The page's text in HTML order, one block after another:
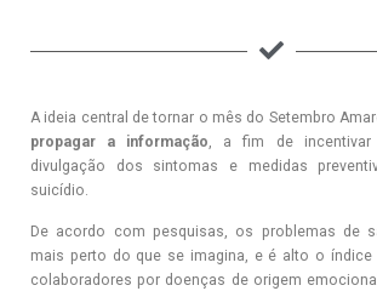
A ideia central de tornar o mês do Setembro
propagar a informação, a fim de
divulgação dos sintomas e medidas
suicídio.
De acordo com pesquisas, os problemas de
mais perto do que se imagina, e é alto o
colaboradores por doenças de origem